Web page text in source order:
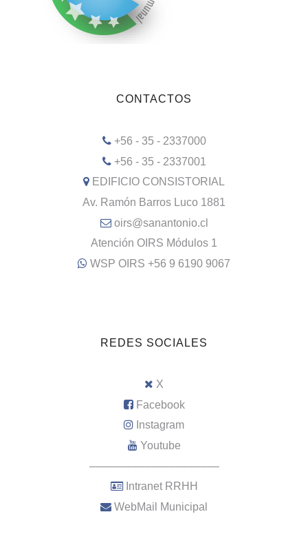
CONTACTOS
+56 - 35 - 2337000
+56 - 35 - 2337001
EDIFICIO CONSISTORIAL
Av. Ramón Barros Luco 1881
oirs@sanantonio.cl
Atención OIRS Módulos 1
WSP OIRS +56 9 6190 9067
REDES SOCIALES
X
Facebook
Instagram
Youtube
–––––––––––––––––––––
Intranet RRHH
WebMail Municipal